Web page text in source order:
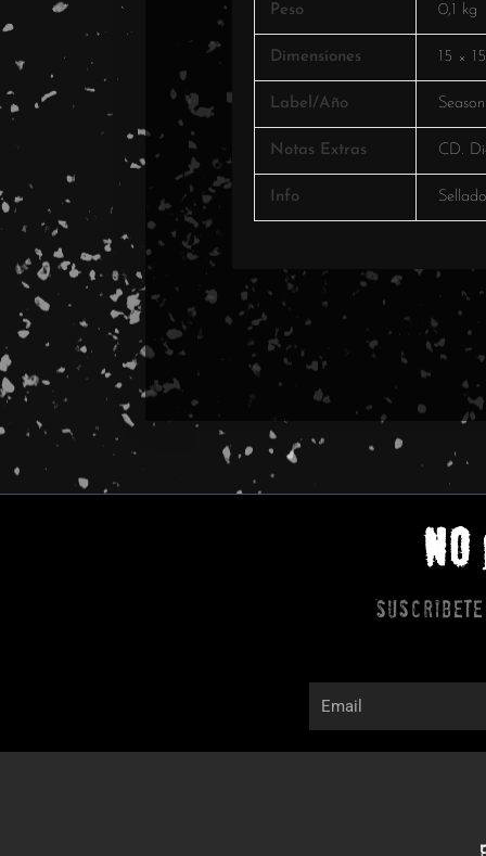
Peso 0,1 kg
Dimensiones 15 ×
Label/Año
Notas Extras CD.
Info Sellado